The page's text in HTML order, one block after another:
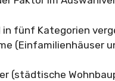
in fünf Kategorien
(Einfamilienhäuser
(städtische